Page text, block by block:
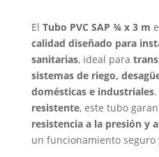
El Tubo PVC SAP ¾ x 3 m
calidad diseñado para
sanitarias, ideal para
sistemas de riego,
domésticas e industriales.
resistente, este tubo
resistencia a la presión y
un funcionamiento seguro